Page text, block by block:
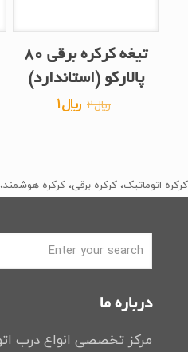
تیغه کرکره برقی ۸۰
پالارکو (استاندارد)
﷼2 قیمت
﷼1
کرکره اتوماتیک، کرکره برقی، کرکره
درباره ما
مرکز تخصصی انواع درب